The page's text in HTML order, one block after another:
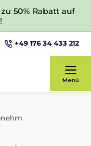
50% Rabatt auf
+49 176 34 433 212
Menü